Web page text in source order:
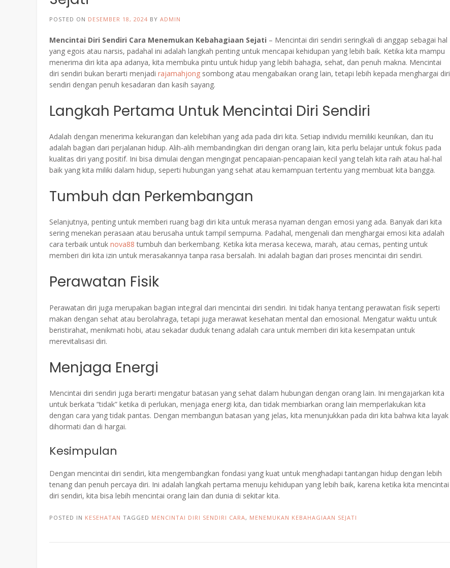
POSTED ON DESEMBER 18, 2024 BY ADMIN
Mencintai Diri Sendiri Cara Menemukan Kebahagiaan Sejati – Mencintai diri sendiri seringkali di anggap sebagai hal
yang egois atau narsis, padahal ini adalah langkah penting untuk mencapai kehidupan yang lebih baik. Ketika kita mampu
menerima diri kita apa adanya, kita membuka pintu untuk hidup yang lebih bahagia, sehat, dan penuh makna. Mencintai
diri sendiri bukan berarti menjadi rajamahjong sombong atau mengabaikan orang lain, tetapi lebih kepada menghargai diri
sendiri dengan penuh kesadaran dan kasih sayang.
Langkah Pertama Untuk Mencintai Diri Sendiri
Adalah dengan menerima kekurangan dan kelebihan yang ada pada diri kita. Setiap individu memiliki keunikan, dan itu
adalah bagian dari perjalanan hidup. Alih-alih membandingkan diri dengan orang lain, kita perlu belajar untuk fokus pada
kualitas diri yang positif. Ini bisa dimulai dengan mengingat pencapaian-pencapaian kecil yang telah kita raih atau hal-hal
baik yang kita miliki dalam hidup, seperti hubungan yang sehat atau kemampuan tertentu yang membuat kita bangga.
Tumbuh dan Perkembangan
Selanjutnya, penting untuk memberi ruang bagi diri kita untuk merasa nyaman dengan emosi yang ada. Banyak dari kita
sering menekan perasaan atau berusaha untuk tampil sempurna. Padahal, mengenali dan menghargai emosi kita adalah
cara terbaik untuk nova88 tumbuh dan berkembang. Ketika kita merasa kecewa, marah, atau cemas, penting untuk
memberi diri kita izin untuk merasakannya tanpa rasa bersalah. Ini adalah bagian dari proses mencintai diri sendiri.
Perawatan Fisik
Perawatan diri juga merupakan bagian integral dari mencintai diri sendiri. Ini tidak hanya tentang perawatan fisik seperti
makan dengan sehat atau berolahraga, tetapi juga merawat kesehatan mental dan emosional. Mengatur waktu untuk
beristirahat, menikmati hobi, atau sekadar duduk tenang adalah cara untuk memberi diri kita kesempatan untuk
merevitalisasi diri.
Menjaga Energi
Mencintai diri sendiri juga berarti mengatur batasan yang sehat dalam hubungan dengan orang lain. Ini mengajarkan kita
untuk berkata “tidak” ketika di perlukan, menjaga energi kita, dan tidak membiarkan orang lain memperlakukan kita
dengan cara yang tidak pantas. Dengan membangun batasan yang jelas, kita menunjukkan pada diri kita bahwa kita layak
dihormati dan di hargai.
Kesimpulan
Dengan mencintai diri sendiri, kita mengembangkan fondasi yang kuat untuk menghadapi tantangan hidup dengan lebih
tenang dan penuh percaya diri. Ini adalah langkah pertama menuju kehidupan yang lebih baik, karena ketika kita mencintai
diri sendiri, kita bisa lebih mencintai orang lain dan dunia di sekitar kita.
POSTED IN KESEHATAN TAGGED MENCINTAI DIRI SENDIRI CARA, MENEMUKAN KEBAHAGIAAN SEJATI